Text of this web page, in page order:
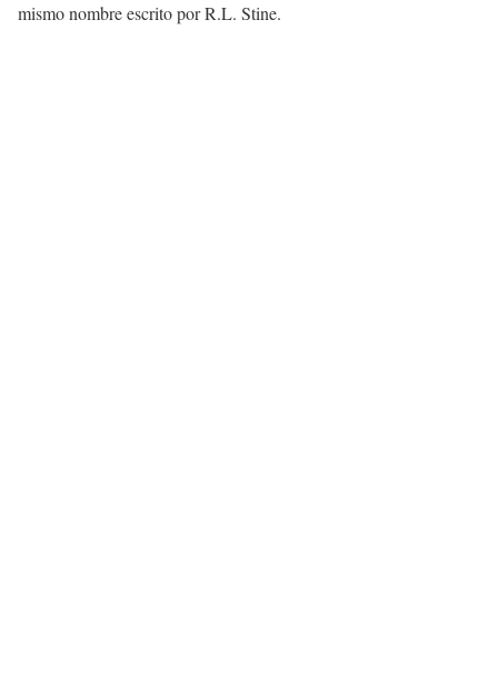
mismo nombre escrito por R.L. Stine.